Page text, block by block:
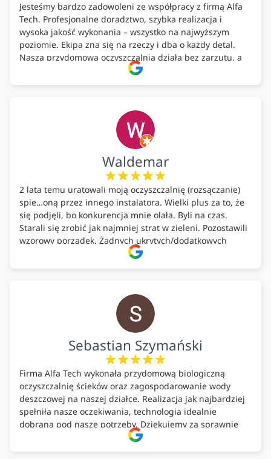
Jesteśmy bardzo zadowoleni ze współpracy z firmą Alfa
Tech. Profesjonalne doradztwo, szybka realizacja i
wysoka jakość wykonania – wszystko na najwyższym
poziomie. Ekipa zna się na rzeczy i dba o każdy detal.
Nasza przydomowa oczyszczalnia działa bez zarzutu, a
całość została wykonana zgodnie z terminem i
ustaleniami. Z czystym sumieniem polecamy Alfa Tech
ekologicznych rozwiązań!🍀
Waldemar
2 lata temu uratowali moją oczyszczalnię (rozsączanie)
spie…oną przez innego instalatora. Wielki plus za to, że
się podjęli, bo konkurencja mnie olała. Byli na czas.
Starali się zrobić jak najmniej strat w zieleni. Pozostawili
wzorowy porządek. Żadnych ukrytych/dodatkowych
kosztów. Zaskoczenie. Kontakt bardzo OK. Obsługa
pomontażowa również OK. A ich środki do oczyszczalni –
Sebastian Szymański
Firma Alfa Tech wykonała przydomową biologiczną
oczyszczalnię ścieków oraz zagospodarowanie wody
deszczowej na naszej działce. Realizacja jak najbardziej
spełniła nasze oczekiwania, technologia idealnie
dobrana pod nasze potrzeby. Dziękujemy za sprawnie
wykonany montaż w świetnej atmosferze! Polecam!